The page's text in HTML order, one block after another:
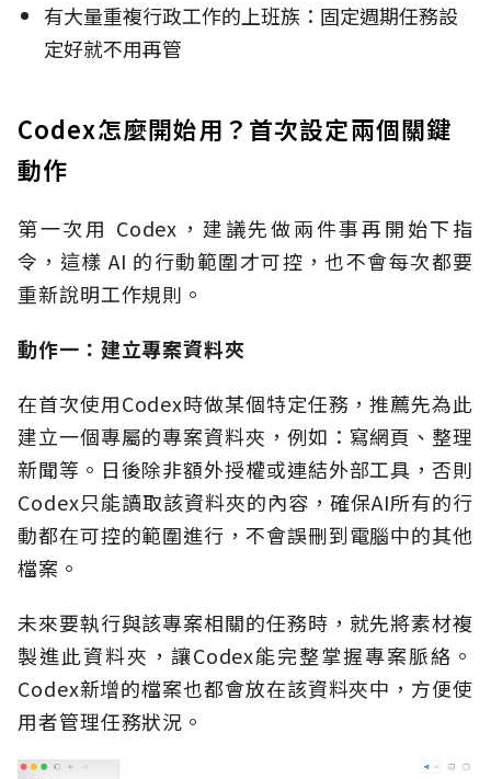
有大量重複行政工作的上班族：固定週期任務設
定好就不用再管
Codex怎麼開始用？首次設定兩個關鍵
動作
第一次用 Codex，建議先做兩件事再開始下指
令，這樣 AI 的行動範圍才可控，也不會每次都要
重新說明工作規則。
動作一：建立專案資料夾
在首次使用Codex時做某個特定任務，推薦先為此
建立一個專屬的專案資料夾，例如：寫網頁、整理
新聞等。日後除非額外授權或連結外部工具，否則
Codex只能讀取該資料夾的內容，確保AI所有的行
動都在可控的範圍進行，不會誤刪到電腦中的其他
檔案。
未來要執行與該專案相關的任務時，就先將素材複
製進此資料夾，讓Codex能完整掌握專案脈絡。
Codex新增的檔案也都會放在該資料夾中，方便使
用者管理任務狀況。